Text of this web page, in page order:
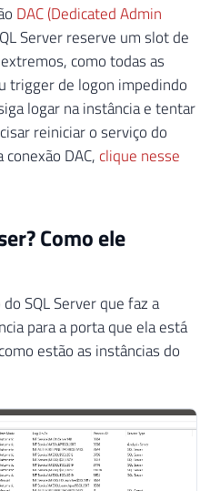
DAC (Dedicated Admin
Server reserve um slot de
como todas as
trigger de logon impedindo
logar na instância e tentar
reiniciar o serviço do
DAC, clique nesse
Como ele
SQL Server que faz a
para a porta que ela está
estão as instâncias do